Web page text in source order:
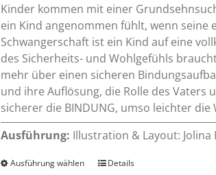
Kinder kommen mit einer
ein Kind angenommen fühlt, wenn
Schwangerschaft ist ein Kind auf eine
des Sicherheits- und Wohlgefühls
mehr über einen sicheren
und ihre Auflösung, die Rolle des Vaters
sicherer die BINDUNG, umso leichter die
Ausführung: Illustration & Layout: Jolina
Ausführung wählen
Dieses
Details